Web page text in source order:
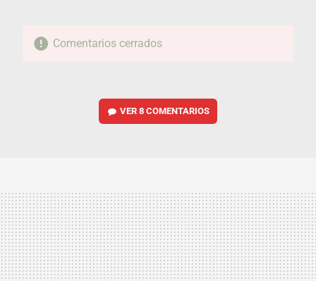
Comentarios cerrados
VER8 COMENTARIOS